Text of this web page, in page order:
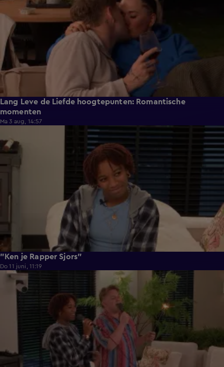
Lang Leve de Liefde hoogtepunten: Romantische
momenten
Ma 3 aug, 14:57
"Ken je Rapper Sjors"
Do 11 juni, 11:19
0:39